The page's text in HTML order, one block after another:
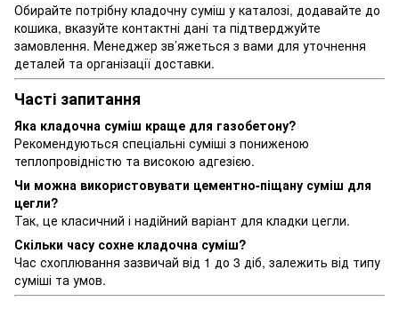
Обирайте потрібну кладочну суміш у каталозі, додавайте до
кошика, вказуйте контактні дані та підтверджуйте
замовлення. Менеджер зв’яжеться з вами для уточнення
деталей та організації доставки.
Часті запитання
Яка кладочна суміш краще для газобетону?
Рекомендуються спеціальні суміші з пониженою
теплопровідністю та високою адгезією.
Чи можна використовувати цементно-піщану суміш для
цегли?
Так, це класичний і надійний варіант для кладки цегли.
Скільки часу сохне кладочна суміш?
Час схоплювання зазвичай від 1 до 3 діб, залежить від типу
суміші та умов.